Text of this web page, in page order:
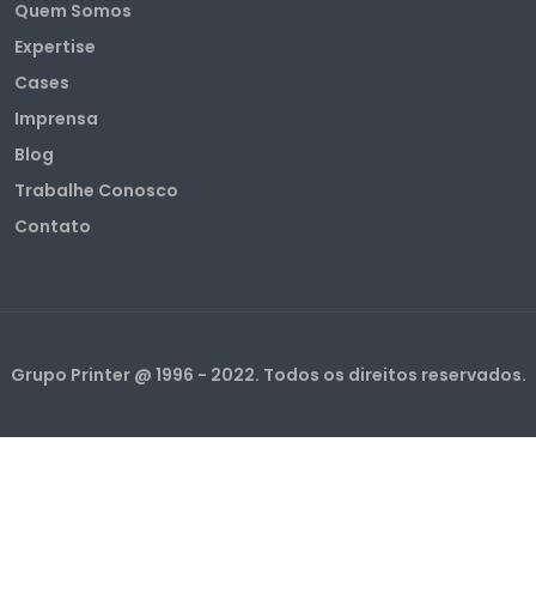
Quem Somos
Expertise
Cases
Imprensa
Blog
Trabalhe Conosco
Contato
Grupo Printer @ 1996 - 2022. Todos os direitos reservados.